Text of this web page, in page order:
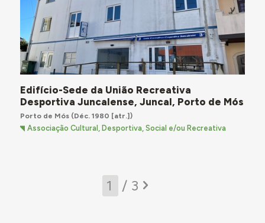
Edifício-Sede da União Recreativa
Desportiva Juncalense, Juncal, Porto de Mós
Porto de Mós(Déc. 1980 [atr.])
Associação Cultural, Desportiva, Social e/ou Recreativa
/ 3